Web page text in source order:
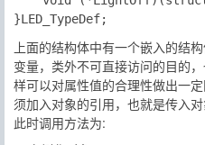
上面的结构体中有一个嵌入的结
变量，类外不可直接访问的目的
样可以对属性值的合理性做出一
须加入对象的引用，也就是传入对
此时调用方法为: